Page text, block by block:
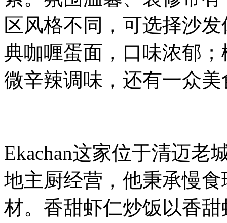
区风格不同，可选择沙
典咖喱蛋面，口味浓郁
微辛辣调味，还有一众
Ekachan这家位于清迈老
地主厨经营，他秉承慢
材。香甜虾仁炒饭以香